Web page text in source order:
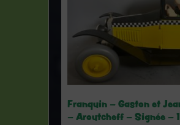
Franquin – Gaston et
– Aroutcheff – Signée –